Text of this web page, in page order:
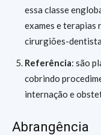
essa classe
exames e terapias
cirurgiões-
Referência: são
cobrindo
internação e
Abrangência